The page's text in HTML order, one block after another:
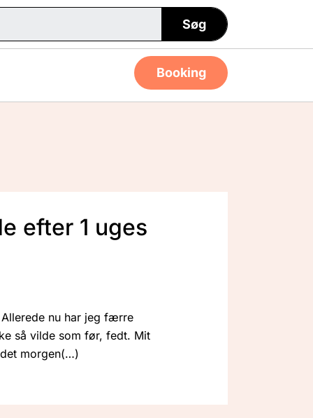
Søg
Booking
efter 1 uges
nu har jeg færre
så vilde som før, fedt. Mit
morgen